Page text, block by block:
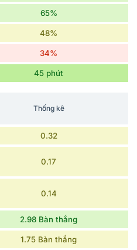
65%
48%
34%
45 phút
Thống kê
0.32
0.17
0.14
2.98 Bàn thắng
1.75 Bàn thắng